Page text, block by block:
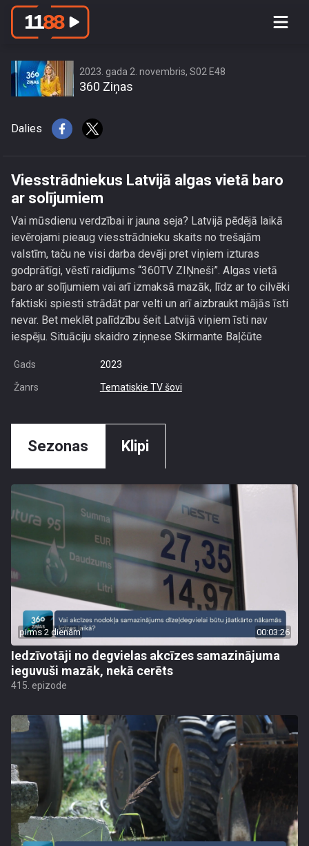
Viesstrādniekus Latvijā algas vietā
2023. gada 2. novembris, S02 E48
360 Ziņas
Dalies
Viesstrādniekus Latvijā algas vietā baro
ar solījumiem
Vai mūsdienu verdzībai ir jauna seja? Latvijā pēdējā laikā
ievērojami pieaug viesstrādnieku skaits no trešajām
valstīm, taču ne visi darba devēji pret viņiem izturas
godprātīgi, vēstī raidījums “360TV ZIŅneši”. Algas vietā
baro ar solījumiem vai arī izmaksā mazāk, līdz ar to cilvēki
faktiski spiesti strādāt par velti un arī aizbraukt mājās īsti
nevar. Bet meklēt palīdzību šeit Latvijā viņiem īsti nav
iespēju. Situāciju skaidro ziņnese Skirmante Baļčūte
Gads 2023
Žanrs Tematiskie TV šovi
Sezonas Klipi
pirms 2 dienām 00:03:26
Iedzīvotāji no degvielas akcīzes samazinājuma
ieguvuši mazāk, nekā cerēts
415. epizode